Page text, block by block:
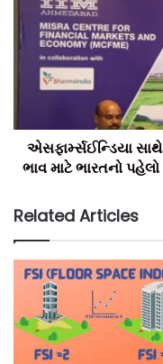
પહોંચી વળવામાં મદદ
કરવાની મંજૂરી આપશે, જે
હાઇડ્રોજનની પહેલને
ટીમ બિલ્ટ ઈન્ડિયા.
એસફાર્મ્સઈન્ડિયા
ભાવ માટે ભારતનો
Related Articles